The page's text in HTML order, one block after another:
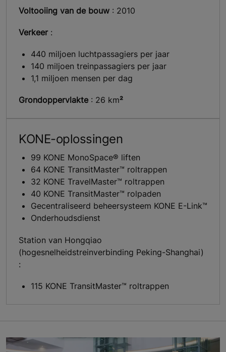
Voltooiing van de bouw : 2010
Verkeer:
440 miljoen luchtpassagiers per jaar
140 miljoen treinpassagiers per jaar
1,1 miljoen mensen per dag
Grondoppervlakte : 26 km²
KONE-oplossingen
99 KONE MonoSpace® liften
64 KONE TransitMaster™ roltrappen
32 KONE TravelMaster™ roltrappen
40 KONE TransitMaster™ rolpaden
Gecentraliseerd beheersysteem KONE E-Link™
Onderhoudsdienst
Station van Hongqiao
(hogesnelheidstreinverbinding Peking-Shanghai)
:
115 KONE TransitMaster™ roltrappen